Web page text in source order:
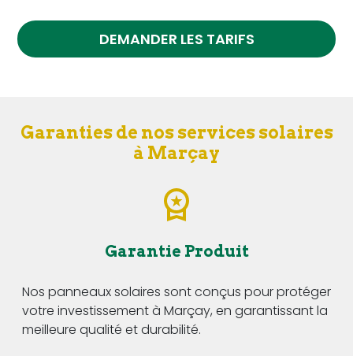
DEMANDER LES TARIFS
Garanties de nos services solaires
à Marçay
Garantie Produit
Nos panneaux solaires sont conçus pour protéger
votre investissement à Marçay, en garantissant la
meilleure qualité et durabilité.